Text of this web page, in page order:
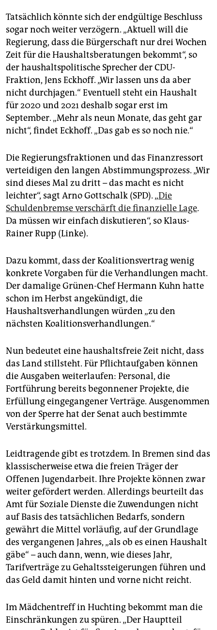
Tatsächlich könnte sich der endgültige Beschluss
sogar noch weiter verzögern. „Aktuell will die
Regierung, dass die Bürgerschaft nur drei Wochen
Zeit für die Haushaltsberatungen bekommt“, so
der haushaltspolitische Sprecher der CDU-
Fraktion, Jens Eckhoff. „Wir lassen uns da aber
nicht durchjagen.“ Eventuell steht ein Haushalt
für 2020 und 2021 deshalb sogar erst im
September. „Mehr als neun Monate, das geht gar
nicht“, findet Eckhoff. „Das gab es so noch nie.“
Die Regierungsfraktionen und das Finanzressort
verteidigen den langen Abstimmungsprozess. „Wir
sind dieses Mal zu dritt – das macht es nicht
leichter“,­ sagt Arno Gottschalk (SPD). „Die
Schuldenbremse verschärft die finanzielle Lage.
Da müssen wir einfach diskutieren“, so Klaus-
Rainer Rupp (Linke).
Dazu kommt, dass der Koalitionsvertrag wenig
konkrete Vorgaben für die Verhandlungen macht.
Der damalige Grünen-Chef Hermann Kuhn hatte
schon im Herbst angekündigt, die
Haushaltsverhandlungen würden „zu den
nächsten Koalitionsverhandlungen.“
Nun bedeutet eine haushaltsfreie Zeit nicht, dass
das Land stillsteht. Für Pflichtaufgaben können
die Ausgaben weiterlaufen: Personal, die
Fortführung bereits begonnener Projekte, die
Erfüllung eingegangener Verträge. Ausgenommen
von der Sperre hat der Senat auch bestimmte
Verstärkungsmittel.
Leidtragende gibt es trotzdem. In Bremen sind das
klassischerweise etwa die freien Träger der
Offenen Jugendarbeit. Ihre Projekte können zwar
weiter gefördert werden. Allerdings beurteilt das
Amt für Soziale Dienste die Zuwendungen nicht
auf Basis des tatsächlichen Bedarfs, sondern
gewährt die Mittel­ vorläufig, auf der Grundlage
des vergangenen Jahres, „als ob es einen Haushalt
gäbe“ – auch dann, wenn, wie dieses Jahr,
Tarifverträge zu Gehaltssteigerungen führen und
das Geld damit hinten und vorne nicht reicht.
Im Mädchentreff in Huchting bekommt man die
Einschränkungen zu spüren. „Der Hauptteil